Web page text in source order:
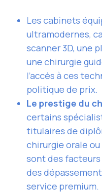
Les cabinets
ultramodernes,
scanner 3D, une
une chirurgie
l’accès à ces
politique de prix.
Le prestige du
certains
titulaires de
chirurgie orale
sont des
des
service premium.